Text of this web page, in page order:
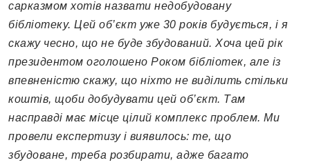
сарказмом хотів назвати недобудовану
бібліотеку. Цей об’єкт уже 30 років будується, і я
скажу чесно, що не буде збудований. Хоча цей рік
президентом оголошено Роком бібліотек, але із
впевненістю скажу, що ніхто не виділить стільки
коштів, щоби добудувати цей об’єкт. Там
насправді має місце цілий комплекс проблем. Ми
провели експертизу і виявилось: те, що
збудоване, треба розбирати, адже багато